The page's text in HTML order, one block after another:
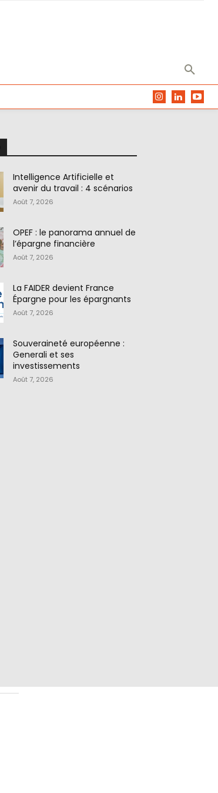
Intelligence Artificielle et
avenir du travail : 4 scénarios
Août 7, 2026
OPEF : le panorama annuel de
l’épargne financière
Août 7, 2026
La FAIDER devient France
Épargne pour les épargnants
Août 7, 2026
Souveraineté européenne :
Generali et ses
investissements
Août 7, 2026